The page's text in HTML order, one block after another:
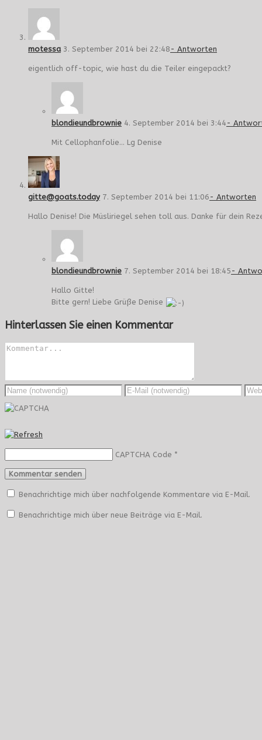
motessa3. September 2014 bei 22:48 - Antworten
eigentlich off-topic, wie hast du die Teiler eingepackt?
blondieundbrownie 4. September 2014 bei 3:44 -
Mit Cellophanfolie… Lg Denise
gitte@goats.today 7. September 2014 bei 11:06 - Antworten
Hallo Denise! Die Müsliriegel sehen toll aus. Danke für dein
blondieundbrownie 7. September 2014 bei 18:45 -
Hallo Gitte!
Bitte gern! Liebe Grüße Denise
Hinterlassen Sie einen Kommentar
CAPTCHA Code *
Benachrichtige mich über nachfolgende Kommentare via E-Mail.
Benachrichtige mich über neue Beiträge via E-Mail.